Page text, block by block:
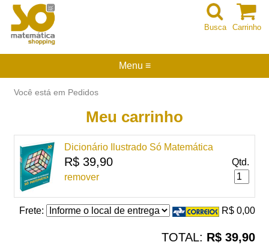
Carrinho
Busca
Menu ≡
Você está em Pedidos
Meu carrinho
Dicionário Ilustrado Só Matemática
R$ 39,90
remover
Qtd.
Frete: R$ 0,00
TOTAL: R$ 39,90